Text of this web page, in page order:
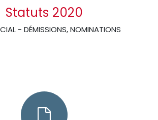
Statuts 2020
- DÉMISSIONS, NOMINATIONS